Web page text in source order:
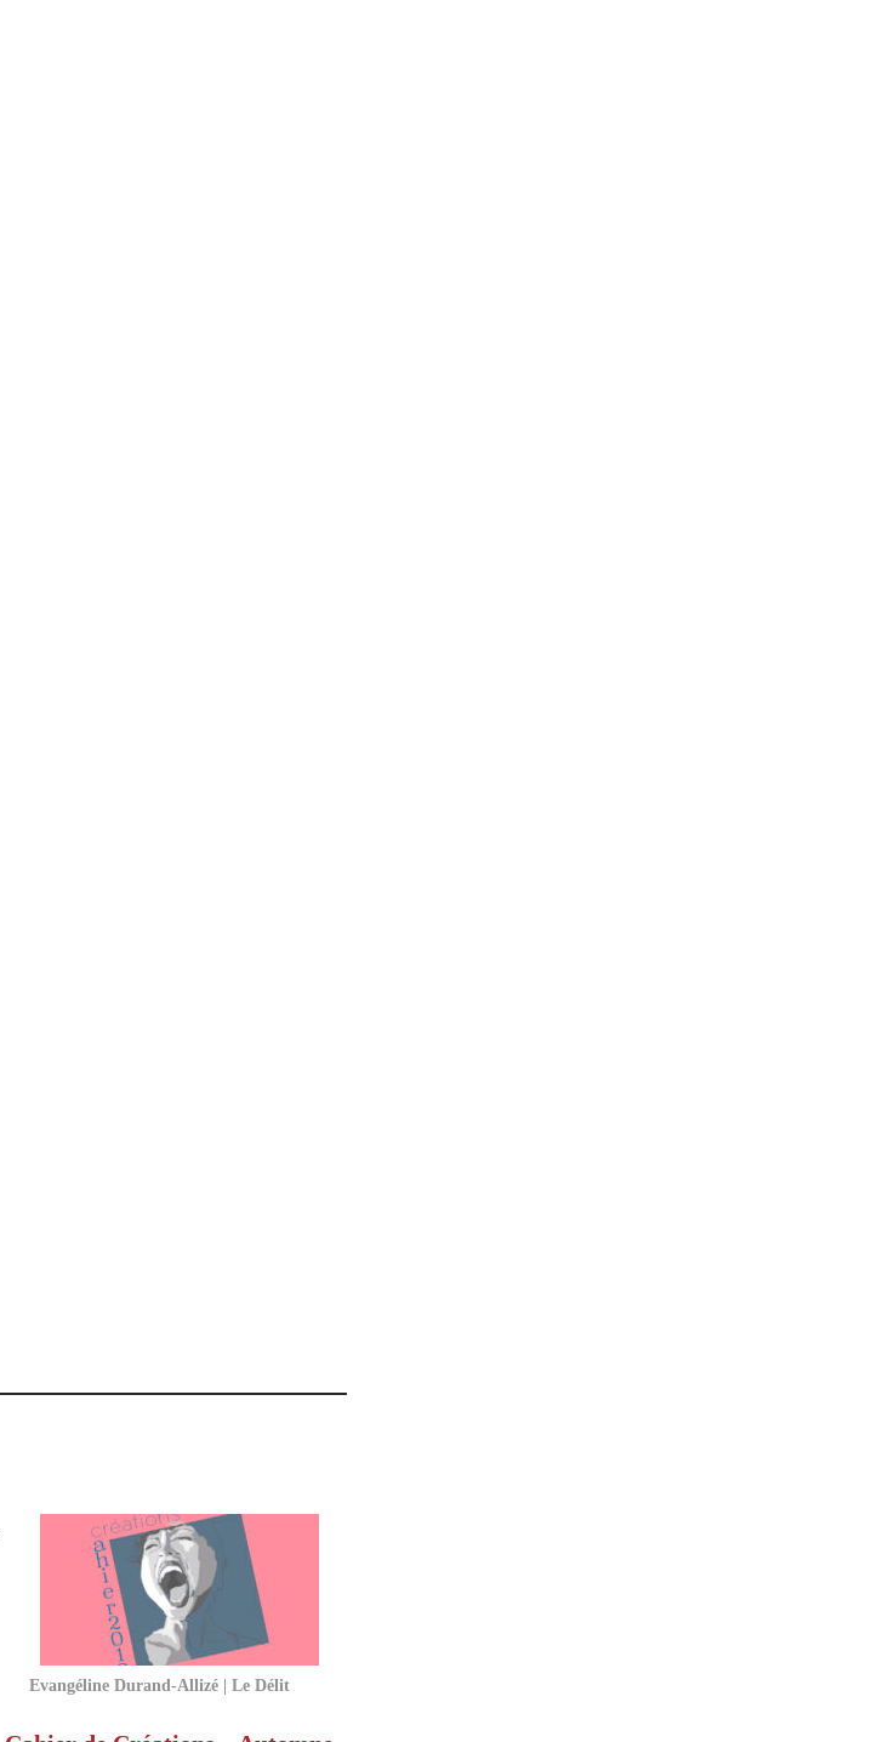
Evangéline Durand-Allizé | Le Délit